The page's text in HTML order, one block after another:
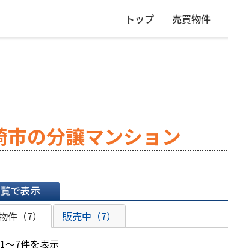
トップ 売買物件
市の分譲マンション
示
件（7）
販売中（7）
～7件を表示